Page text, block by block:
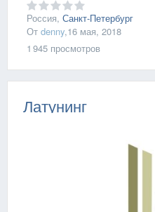
Россия, Санкт-Петербург
От denny,16 мая, 2018
1 945 просмотров
Латунинг